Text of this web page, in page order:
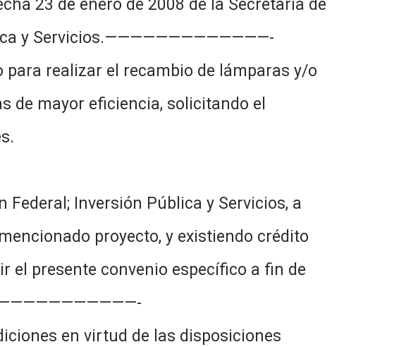
23 de enero de 2008 de la Secretaría de
y Servicios.—————————————-
para realizar el recambio de lámparas y/o
de mayor eficiencia, solicitando el
Federal; Inversión Pública y Servicios, a
proyecto, y existiendo crédito
el presente convenio específico a fin de
en virtud de las disposiciones